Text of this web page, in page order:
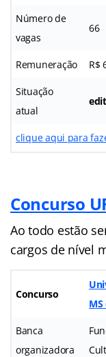
Número de
vagas
66
Remuneração R$
Situação
atual
clique aqui para
Concurso
Ao todo estão
cargos de nível
Concurso
Banca
organizadora